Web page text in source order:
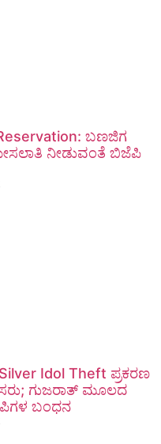
ಬಣಜಿಗ
ನೀಡುವಂತೆ ಬಿಜೆಪಿ
Idol Theft ಪ್ರಕರಣ
ಗುಜರಾತ್ ಮೂಲದ
ಬಂಧನ